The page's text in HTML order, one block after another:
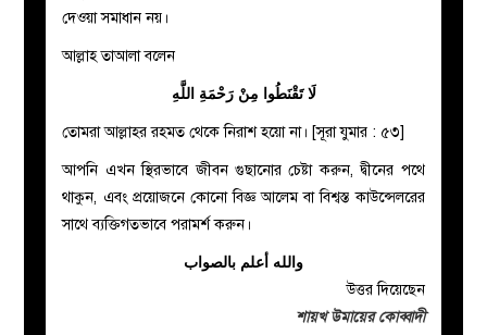
দেওয়া সমাধান নয়।
আল্লাহ তাআলা বলেন
لَا تَقْنَطُوا مِنْ رَحْمَةِ اللَّهِ
তোমরা আল্লাহর রহমত থেকে নিরাশ হয়ো না। [সূরা যুমার : ৫৩]
আপনি এখন স্থিরভাবে জীবন গুছানোর চেষ্টা করুন, দ্বীনের পথে
থাকুন, এবং প্রয়োজনে কোনো বিজ্ঞ আলেম বা বিশ্বস্ত কাউন্সেলরের
সাথে ব্যক্তিগতভাবে পরামর্শ করুন।
والله أعلم بالصواب
উত্তর দিয়েছেন
শায়খ উমায়ের কোব্বাদী